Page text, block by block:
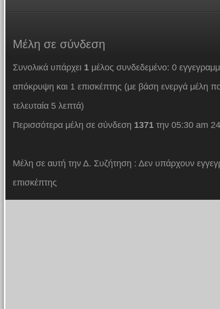
Μέλη σε σύνδεση
Συνολικά υπάρχει 1μέλος συνδεδεμένο: 0
απόκρυψη και 1 επισκέπτης (με βάση ενεργά μέλη
τελευταία 5 λεπτά)
Περισσότερα μέλη σε σύνδεση 1371την 05:30 am
Μέλη σε αυτή την Δ. Συζήτηση : Δεν υπάρχουν
επισκέπτης